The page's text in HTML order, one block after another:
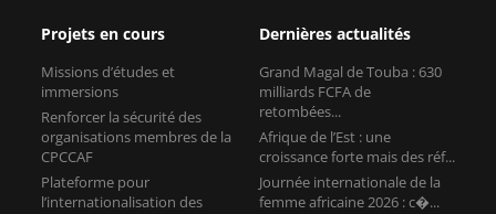
Projets en cours
Missions d’études et
immersions
Renforcer la sécurité des
organisations membres de la
CPCCAF
Plateforme pour
l’internationalisation des
Dernières actualités
Grand Magal de Touba : 630
milliards FCFA de
retombées...
Afrique de l’Est : une
croissance forte mais des réf...
Journée internationale de la
femme africaine 2026 : c�...